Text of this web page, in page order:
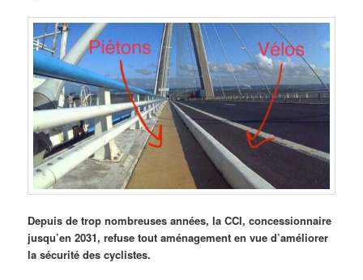
Depuis de trop nombreuses années, la CCI, concessionnaire
jusqu’en 2031, refuse tout aménagement en vue d’améliorer
la sécurité des cyclistes.